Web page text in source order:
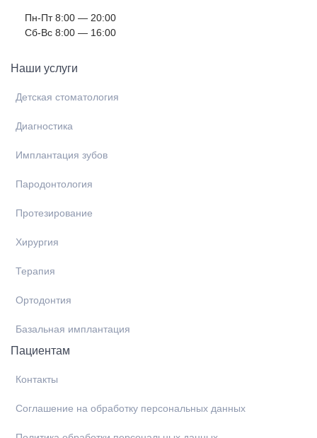
Пн-Пт 8:00 — 20:00
Cб-Вс 8:00 — 16:00
Наши услуги
Детская стоматология
Диагностика
Имплантация зубов
Пародонтология
Протезирование
Хирургия
Терапия
Ортодонтия
Базальная имплантация
Пациентам
Контакты
Соглашение на обработку персональных данных